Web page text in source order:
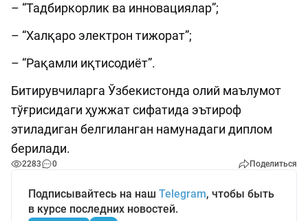
– “Тадбиркорлик ва инновациялар”;
– “Халқаро электрон тижорат”;
– “Рақамли иқтисодиёт”.
Битирувчиларга Ўзбекистонда олий маълумот
тўғрисидаги ҳужжат сифатида эътироф
этиладиган белгиланган намунадаги диплом
берилади.
2283 0 Поделиться
Подписывайтесь на наш Telegram, чтобы быть
в курсе последних новостей.